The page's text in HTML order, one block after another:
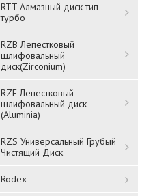
RTT Алмазный диск тип
турбо
RZB Лепестковый
шлифовальный
диск(Zirconium)
RZF Лепестковый
шлифовальный диск
(Aluminia)
RZS Универсальный Грубый
Чистящий Диск
Rodex